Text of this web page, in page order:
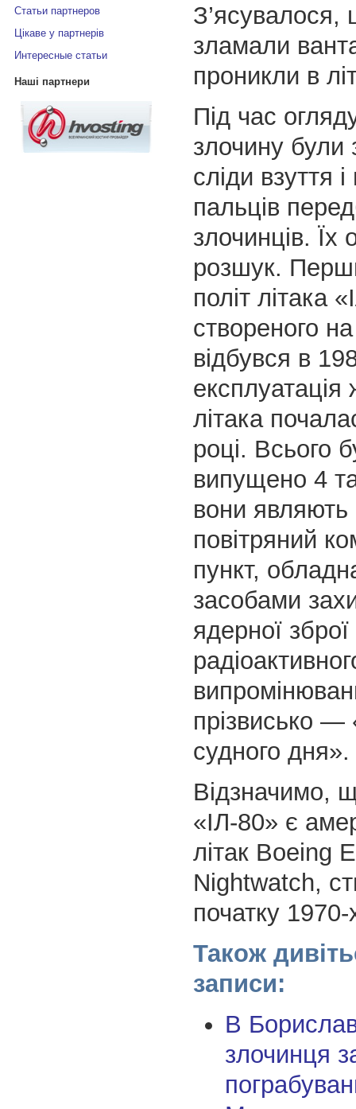
Статьи партнеров
Цікаве у партнерів
Интересные статьи
Наші партнери
З’ясувалося,
зламали
проникли в
Під час
злочину були
сліди взуття і
пальців
злочинців. Їх
розшук.
політ літака
створеного
відбувся в
експлуатація
літака
році. Всього
випущено 4
вони
повітряний
пункт,
засобами
ядерної зброї
прізвисько —
судного дня».
Відзначимо,
«ІЛ-80» є
літак Boeing
Nightwatch,
початку 1970-
Також
записи:
В
злочинця